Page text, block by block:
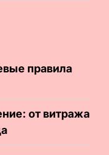
правила
от витража